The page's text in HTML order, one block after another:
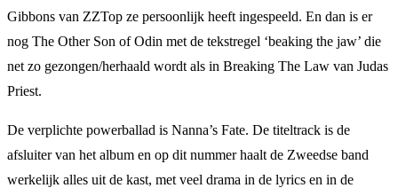
Gibbons van ZZTop ze persoonlijk heeft ingespeeld. En dan is er
nog The Other Son of Odin met de tekstregel ‘beaking the jaw’ die
net zo gezongen/herhaald wordt als in Breaking The Law van Judas
Priest.
De verplichte powerballad is Nanna’s Fate. De titeltrack is de
afsluiter van het album en op dit nummer haalt de Zweedse band
werkelijk alles uit de kast, met veel drama in de lyrics en in de